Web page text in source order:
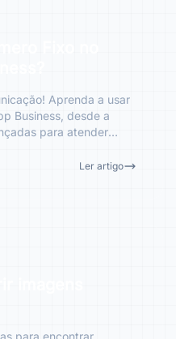
Aprenda a usar
Business, desde a
para atender
Ler artigo
para encontrar